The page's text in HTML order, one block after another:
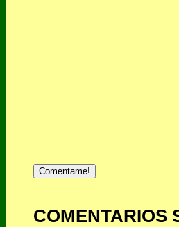
Comentame!
COMENTARIOS